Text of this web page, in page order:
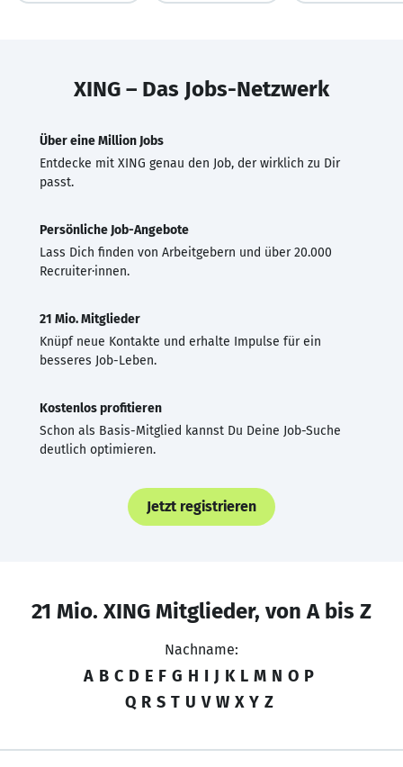
XING – Das Jobs-Netzwerk
Über eine Million Jobs
Entdecke mit XING genau den Job, der wirklich zu Dir
passt.
Persönliche Job-Angebote
Lass Dich finden von Arbeitgebern und über 20.000
Recruiter·innen.
21 Mio. Mitglieder
Knüpf neue Kontakte und erhalte Impulse für ein
besseres Job-Leben.
Kostenlos profitieren
Schon als Basis-Mitglied kannst Du Deine Job-Suche
deutlich optimieren.
Jetzt registrieren
21 Mio. XING Mitglieder, von A bis Z
Nachname:
A B C D E F G H I J K L M N O P
Q R S T U V W X Y Z